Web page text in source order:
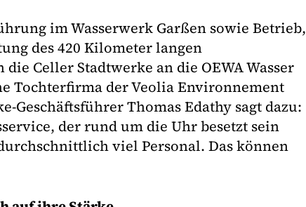
im Wasserwerk Garßen sowie Betrieb,
des 420 Kilometer langen
die Celler Stadtwerke an die OEWA Wasser
Tochterfirma der Veolia Environnement
Geschäftsführer Thomas Edathy sagt dazu:
der rund um die Uhr besetzt sein
viel Personal. Das können